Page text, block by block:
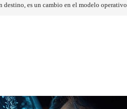
destino, es un cambio en el modelo operativo